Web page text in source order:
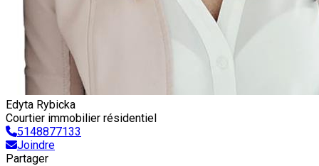
Edyta Rybicka
Courtier immobilier résidentiel
5148877133
Joindre
Partager